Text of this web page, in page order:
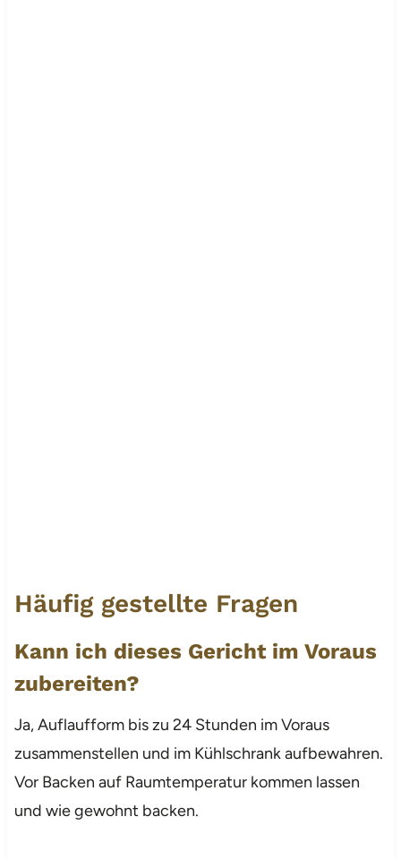
Häufig gestellte Fragen
Kann ich dieses Gericht im Voraus
zubereiten?
Ja, Auflaufform bis zu 24 Stunden im Voraus
zusammenstellen und im Kühlschrank aufbewahren.
Vor Backen auf Raumtemperatur kommen lassen
und wie gewohnt backen.